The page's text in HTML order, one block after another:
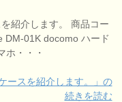
紹介します。 商品コー
DM-01K docomo ハード
ホ・・・
ースを紹介します。」の
続きを読む